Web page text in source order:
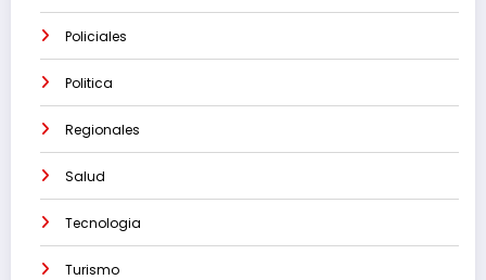
Policiales
Politica
Regionales
Salud
Tecnologia
Turismo